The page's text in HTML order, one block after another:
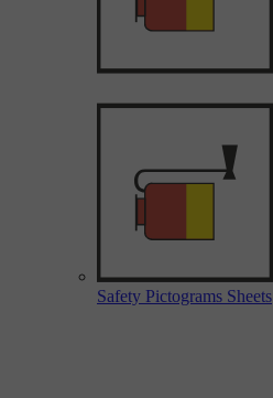
Safety Pictograms Sheets